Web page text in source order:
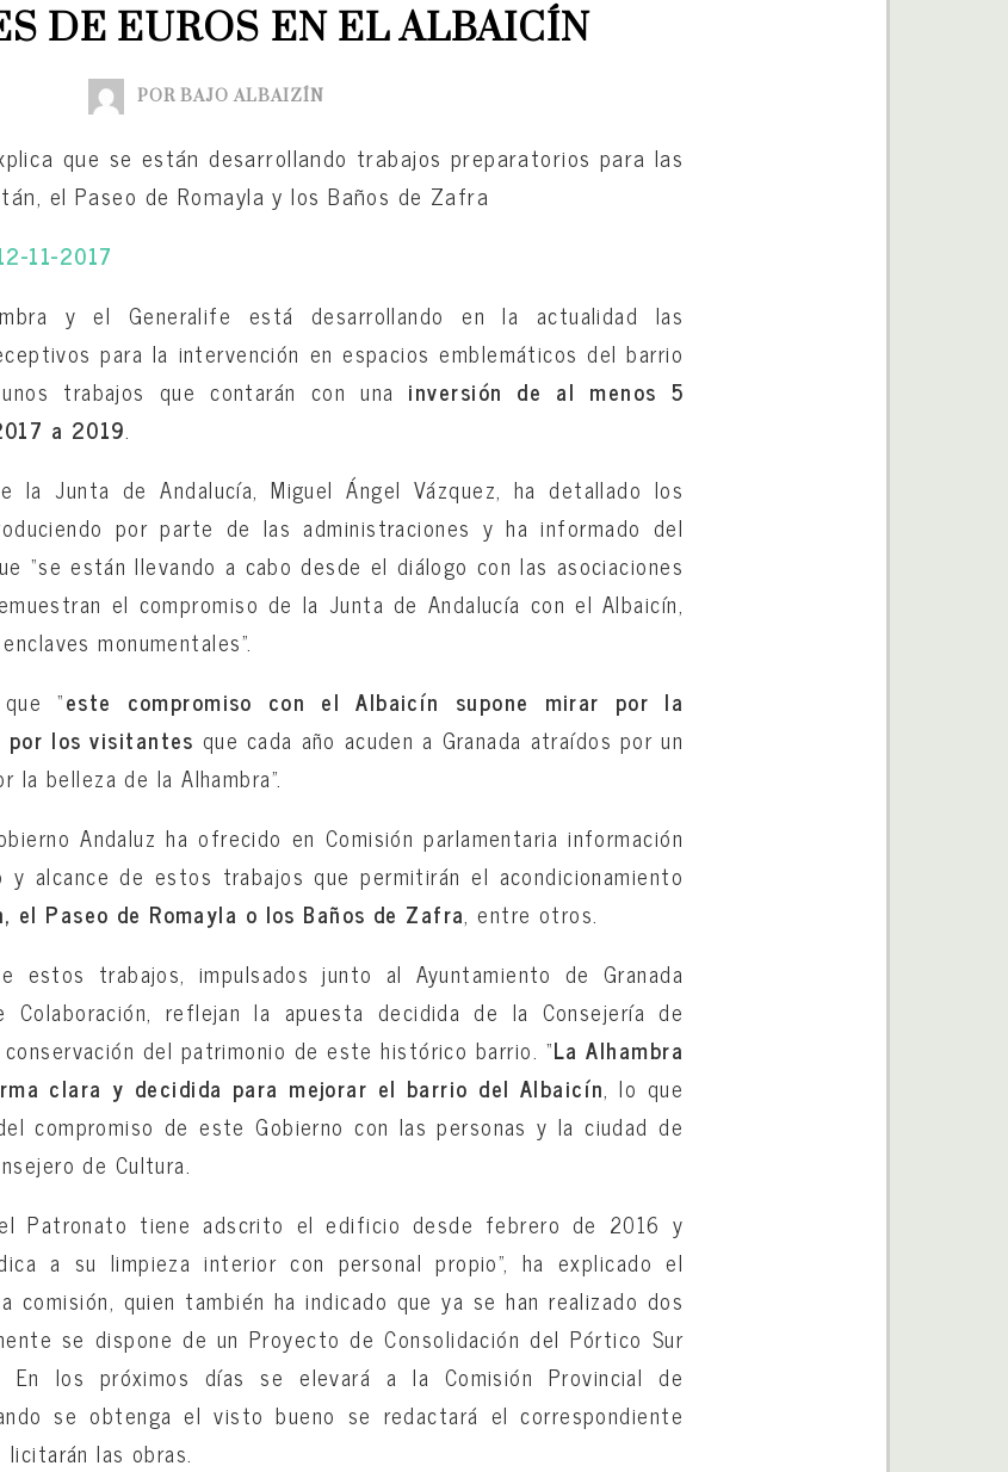
DE EUROS EN EL ALBAICÍN
POR BAJO ALBAIZÍN
que se están desarrollando trabajos preparatorios para las
el Paseo de Romayla y los Baños de Zafra
11-2017
y el Generalife está desarrollando en la actualidad las
para la intervención en espacios emblemáticos del barrio
trabajos que contarán con una inversión de al menos 5
a 2019.
la Junta de Andalucía, Miguel Ángel Vázquez, ha detallado los
por parte de las administraciones y ha informado del
“se están llevando a cabo desde el diálogo con las asociaciones
el compromiso de la Junta de Andalucía con el Albaicín,
monumentales”.
“este compromiso con el Albaicín supone mirar por la
los visitantes que cada año acuden a Granada atraídos por un
belleza de la Alhambra”.
Andaluz ha ofrecido en Comisión parlamentaria información
alcance de estos trabajos que permitirán el acondicionamiento
el Paseo de Romayla o los Baños de Zafra, entre otros.
estos trabajos, impulsados junto al Ayuntamiento de Granada
reflejan la apuesta decidida de la Consejería de
del patrimonio de este histórico barrio. “La Alhambra
clara y decidida para mejorar el barrio del Albaicín, lo que
compromiso de este Gobierno con las personas y la ciudad de
de Cultura.
Patronato tiene adscrito el edificio desde febrero de 2016 y
a su limpieza interior con personal propio”, ha explicado el
comisión, quien también ha indicado que ya se han realizado dos
se dispone de un Proyecto de Consolidación del Pórtico Sur
los próximos días se elevará a la Comisión Provincial de
se obtenga el visto bueno se redactará el correspondiente
las obras.